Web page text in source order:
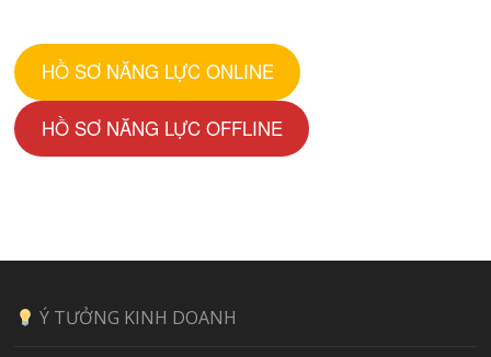
HỒ SƠ NĂNG LỰC ONLINE
HỒ SƠ NĂNG LỰC OFFLINE
Ý TƯỞNG KINH DOANH